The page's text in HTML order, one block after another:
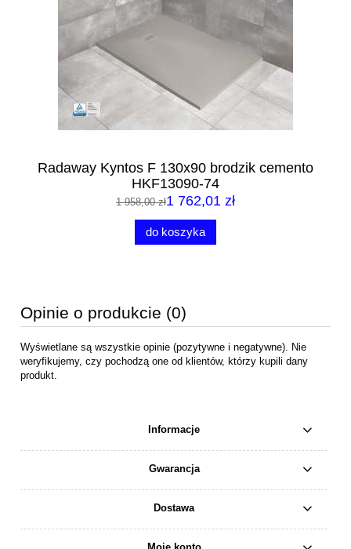
Radaway Kyntos F 130x90 brodzik cemento
HKF13090-74
1 958,00 zł1 762,01 zł
do koszyka
Opinie o produkcie (0)
Wyświetlane są wszystkie opinie (pozytywne i negatywne). Nie
weryfikujemy, czy pochodzą one od klientów, którzy kupili dany
produkt.
Informacje
Gwarancja
Dostawa